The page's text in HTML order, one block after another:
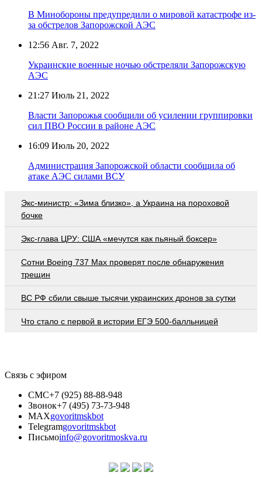
В Минобороны предупредили о мировой катастрофе из-
за обстрелов Запорожской АЭС
12:56 Авг. 7, 2022
Украинские военные ночью обстреляли Запорожскую
АЭС
21:27 Июль 21, 2022
Власти Запорожья сообщили об усилении группировки
сил ПВО России в районе АЭС
16:09 Июль 20, 2022
Администрация Запорожской области сообщила об
атаке АЭС силами ВСУ
Экс-министр: «Зима близко», а Украина на пороховой
бочке
Экс-глава ЦРУ: США «мечутся как пьяный боксер»
Сотни Boeing 737 Max проверят после обнаружения
трещин
ВС РФ сбили свыше тысячи украинских дронов за сутки
Что стало с первой в истории ЕГЭ 500-балльницей
Связь с эфиром
СМС+7 (925) 88-88-948
Звонок+7 (495) 73-73-948
MAXgovoritmskbot
Telegramgovoritmskbot
Письмоinfo@govoritmoskva.ru